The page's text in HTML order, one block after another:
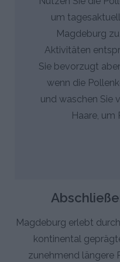
um
Magdeburg
Aktivitäten
Sie bevorzugt
wenn die
und waschen Sie
Haare, um
Magdeburg erlebt
kontinental
zunehmend längere